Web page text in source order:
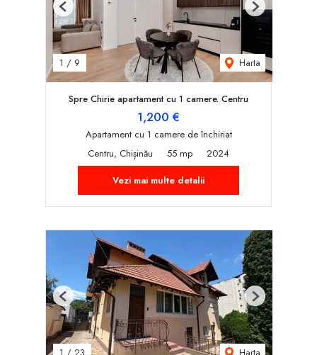
1 / 9 Harta
Previous Next
Spre Chirie apartament cu 1 camere. Centru
1,200 €
Apartament cu 1 camere de închiriat
Centru, Chișinău
55 mp
2024
Vezi mai multe detalii
Previous Next